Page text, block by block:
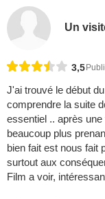
Un
3,5
J'ai trouvé le début
comprendre la suite
essentiel .. après
beaucoup plus
bien fait est nous fait
surtout aux
Film a voir,